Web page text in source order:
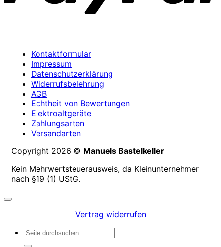
Kontaktformular
Impressum
Datenschutzerklärung
Widerrufsbelehrung
AGB
Echtheit von Bewertungen
Elektroaltgeräte
Zahlungsarten
Versandarten
Copyright 2026 © Manuels Bastelkeller
Kein Mehrwertsteuerausweis, da Kleinunternehmer
nach §19 (1) UStG.
Vertrag widerrufen
Suchen
nach: